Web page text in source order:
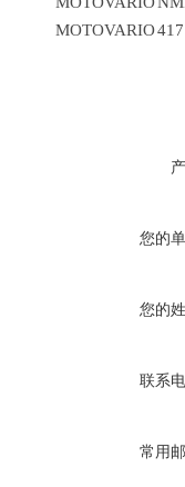
MOTOVARIO
您的
您的
联系
常用